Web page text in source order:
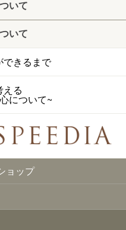
いて
いて
できるまで
える
について~
ョップ